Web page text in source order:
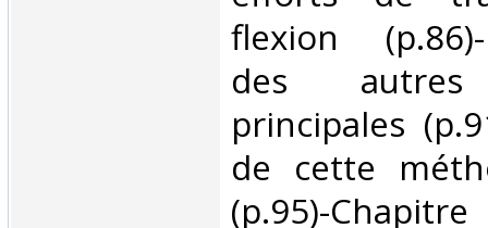
flexion (p.86)-
des autres
principales
de cette
(p.95)-